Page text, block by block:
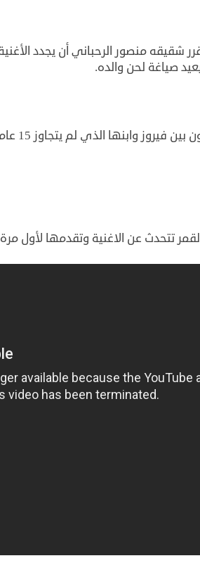
شقيقه منصور الرحباني أن يجدد
صياغة لحن والده.
فيروز وابنها الذي لم يتجاوز 15 عام
تتحدث عن الاغنية وتقدمها لأول